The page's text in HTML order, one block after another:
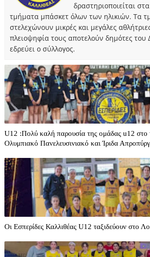
δραστηριοποιείται
τμήματα μπάσκετ όλων των ηλικιών. Τα
στελεχώνουν μικρές και μεγάλες
πλειοψηφία τους αποτελούν δημότες
εδρεύει ο σύλλογος.
U12 :Πολύ καλή παρουσία της ομάδας u12 στο
Ολυμπιακό Πανελευσινιακό και Ίριδα
Οι Εσπερίδες Καλλιθέας U12 ταξιδεύουν στο